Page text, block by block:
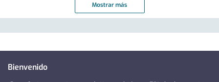
Mostrar más
Bienvenido